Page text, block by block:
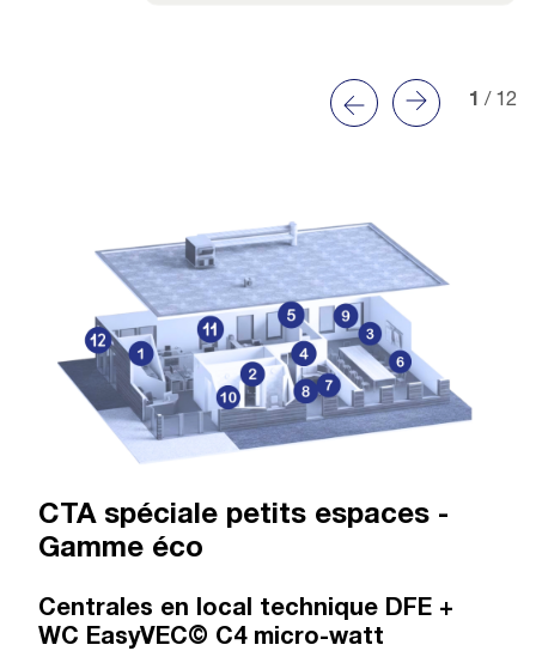
1 / 12
CTA spéciale petits espaces -
Gamme éco
Centrales en local technique DFE +
WC EasyVEC© C4 micro-watt